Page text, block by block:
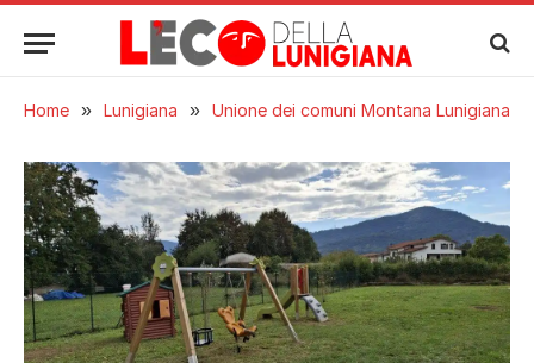
Home » Lunigiana » Unione dei comuni Montana Lunigiana